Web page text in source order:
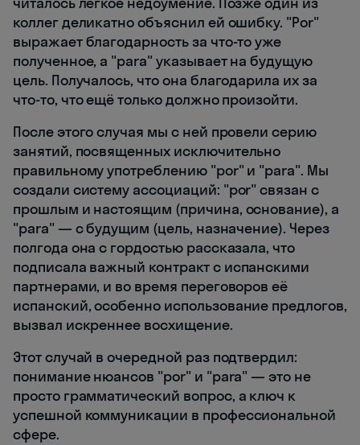
коллег деликатно объяснил ей ошибку. "Por"
выражает благодарность за что-то уже
полученное, а "para" указывает на будущую
цель. Получалось, что она благодарила их за
что-то, что ещё только должно произойти.
После этого случая мы с ней провели серию
занятий, посвященных исключительно
правильному употреблению "por" и "para". Мы
создали систему ассоциаций: "por" связан с
прошлым и настоящим (причина, основание), а
"para" — с будущим (цель, назначение). Через
полгода она с гордостью рассказала, что
подписала важный контракт с испанскими
партнерами, и во время переговоров её
испанский, особенно использование предлогов,
вызвал искреннее восхищение.
Этот случай в очередной раз подтвердил:
понимание нюансов "por" и "para" — это не
просто грамматический вопрос, а ключ к
успешной коммуникации в профессиональной
сфере.